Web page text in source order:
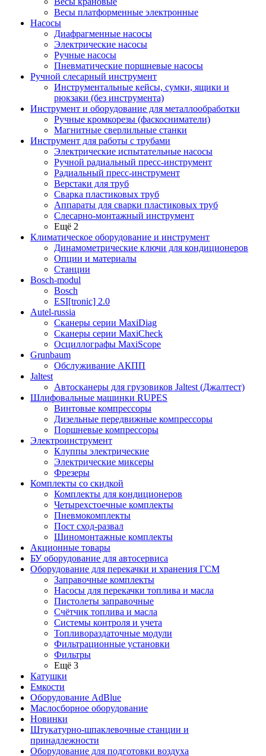
Весы платформенные электронные
Насосы
Диафрагменные насосы
Электрические насосы
Ручные насосы
Пневматические поршневые насосы
Ручной слесарный инструмент
Инструментальные кейсы, сумки, ящики и
рюкзаки (без инструмента)
Инструмент и оборудование для металлообработки
Ручные кромкорезы (фаскосниматели)
Магнитные сверлильные станки
Инструмент для работы с трубами
Электрические испытательные насосы
Ручной радиальный пресс-инструмент
Радиальный пресс-инструмент
Верстаки для труб
Сварка пластиковых труб
Аппараты для сварки пластиковых труб
Слесарно-монтажный инструмент
Ещё 2
Климатическое оборудование и инструмент
Динамометрические ключи для кондиционеров
Опции и материалы
Станции
Bosch-modul
Bosch
ESI[tronic] 2.0
Autel-russia
Сканеры серии MaxiDiag
Сканеры серии MaxiCheck
Осциллографы MaxiScope
Grunbaum
Обслуживание АКПП
Jaltest
Автосканеры для грузовиков Jaltest (Джалтест)
Шлифовальные машинки RUPES
Винтовые компрессоры
Дизельные передвижные компрессоры
Поршневые компрессоры
Электроинструмент
Клуппы электрические
Электрические миксеры
Фрезеры
Комплекты со скидкой
Комплекты для кондиционеров
Четырехстоечные комплекты
Пневмокомплекты
Пост сход-развал
Шиномонтажные комплекты
Акционные товары
БУ оборудование для автосервиса
Оборудование для перекачки и хранения ГСМ
Заправочные комплекты
Насосы для перекачки топлива и масла
Пистолеты заправочные
Счётчик топлива и масла
Системы контроля и учета
Топливораздаточные модули
Фильтрационные установки
Фильтры
Ещё 3
Катушки
Емкости
Оборудование AdBlue
Маслосборное оборудование
Новинки
Штукатурно-шпаклевочные станции и
принадлежности
Оборудование для подготовки воздуха